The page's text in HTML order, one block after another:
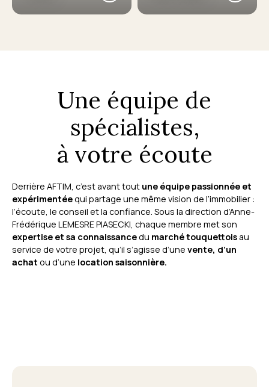
Une équipe de
spécialistes,
à votre écoute
Derrière AFTIM, c’est avant tout une équipe passionnée et
expérimentéequi partage une même vision de l’immobilier :
l’écoute, le conseil et la confiance. Sous la direction d’Anne-
Frédérique LEMESRE PIASECKI, chaque membre met son
expertise et sa connaissancedu marché touquettois au
service de votre projet, qu’il s’agisse d’une vente, d’un
achat ou d’une location saisonnière.